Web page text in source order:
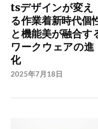
tsデザインが変え
る作業着新時代個
と機能美が融合す
ワークウェアの進
化
2025年7月18日